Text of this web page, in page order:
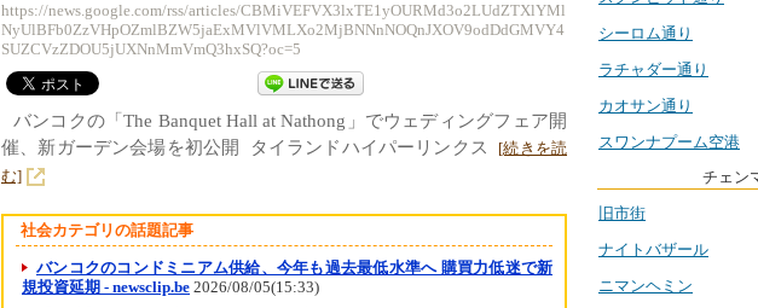
https://news.google.com/rss/articles/CBMiVEFVX3lxTE1yOURMd3o2LUdZTXlYMl
NyUlBFb0ZzVHpOZmlBZW5jaExMVlVMLXo2MjBNNnNOQnJXOV9odDdGMVY4
SUZCVzZDOU5jUXNnMmVmQ3hxSQ?oc=5
バンコクの「The Banquet Hall at Nathong」でウェディングフェア開
催、新ガーデン会場を初公開 タイランドハイパーリンクス [続きを読
む]
社会カテゴリの話題記事
バンコクのコンドミニアム供給、今年も過去最低水準へ 購買力低迷で新
規投資延期 - newsclip.be 2026/08/05(15:33)